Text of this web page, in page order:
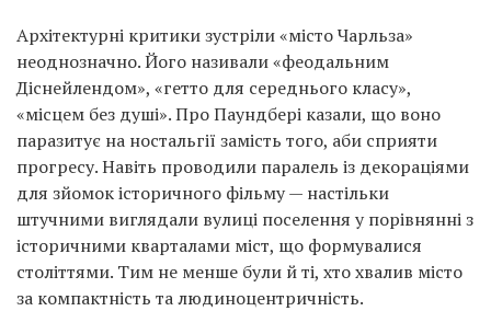
Архітектурні критики зустріли «місто Чарльза»
неоднозначно. Його називали «феодальним
Діснейлендом», «гетто для середнього класу»,
«місцем без душі». Про Паундбері казали, що воно
паразитує на ностальгії замість того, аби сприяти
прогресу. Навіть проводили паралель із декораціями
для зйомок історичного фільму — настільки
штучними виглядали вулиці поселення у порівнянні з
історичними кварталами міст, що формувалися
століттями. Тим не менше були й ті, хто хвалив місто
за компактність та людиноцентричність.